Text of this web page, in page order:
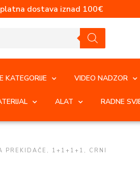
dostava iznad 100€
KATEGORIJE VIDEO NADZOR
ALAT RADNE
PREKIDAČE, 1+1+1+1, CRNI